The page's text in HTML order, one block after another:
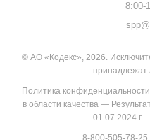
8:00-
© АО «Кодекс», 2026.
Политика
в области качества—
01.07.2024 г.
8-800-505-78-25